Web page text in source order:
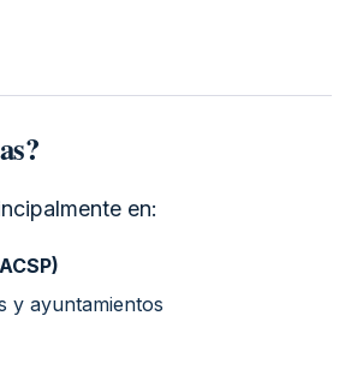
en:
y ayuntamientos